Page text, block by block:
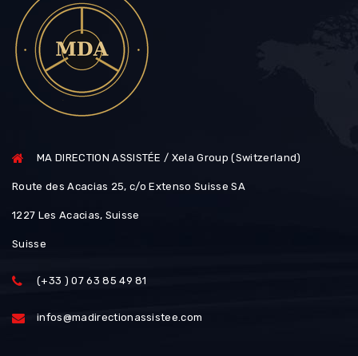
MA DIRECTION ASSISTÉE / Xela Group (Switzerland)
Route des Acacias 25, c/o Extenso Suisse SA
1227 Les Acacias, Suisse
Suisse
(+33 ) 07 63 85 49 81
infos@madirectionassistee.com